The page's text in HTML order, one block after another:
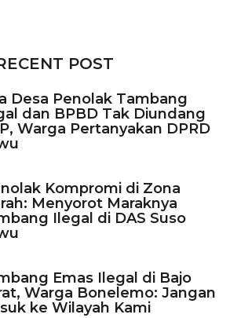
POST
Desa Penolak Tambang
dan BPBD Tak Diundang
Warga Pertanyakan DPRD
Kompromi di Zona
Menyorot Maraknya
Ilegal di DAS Suso
Emas Ilegal di Bajo
Warga Bonelemo: Jangan
ke Wilayah Kami